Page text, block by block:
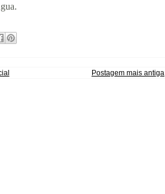
Postagem mais antiga